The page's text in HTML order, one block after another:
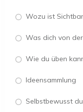
Wozu ist
Was dich von
Wie du üben
Ideensammlung
Selbstbewusst